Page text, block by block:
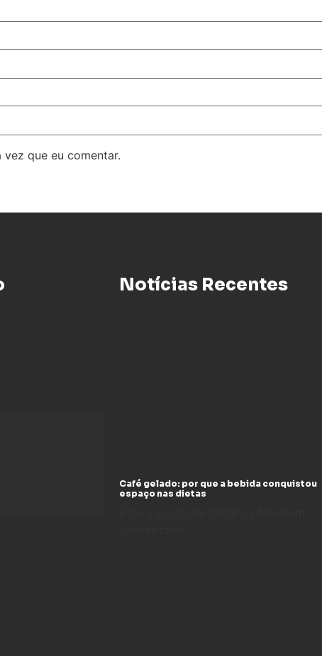
que eu comentar.
Notícias Recentes
Café gelado: por que a bebida conquistou
espaço nas dietas